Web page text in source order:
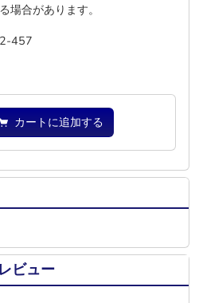
場合があります。
457
カートに追加する
ビュー